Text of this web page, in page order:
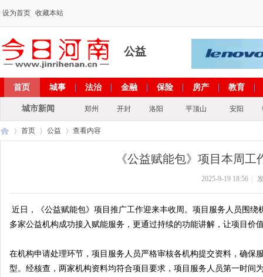
设为首页 收藏本站
公益
首页 城事 法治 金融 保险 房产 教育
出彩河南 政策 专题
城市新闻 郑州 开封 洛阳 平顶山 安阳
首页 公益 查看内容
《公益赋能包》项目本周
2025-9-19 18:56
近日，《公益赋能包》项目推广工作迎来丰收周。项目服务人员围
多家公益机构成功接入赋能服务，更通过持续的功能讲解，让项目价
在机构申请处理环节，项目服务人员严格审核各机构提交资料，确
型。经核查，两家机构资料均符合项目要求，项目服务人员第一时